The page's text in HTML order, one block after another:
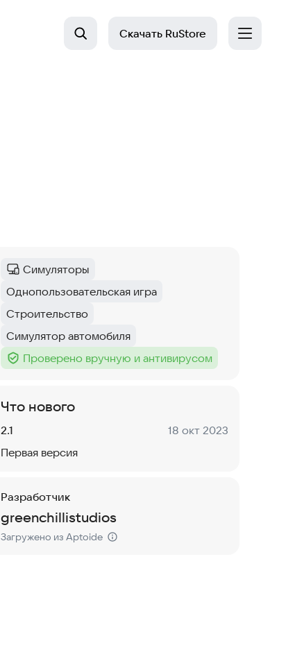
Скачать RuStore
Категория:
Симуляторы
Тег:
Однопользовательская игра
Тег:
Строительство
Тег:
Симулятор автомобиля
Тег :
Проверено вручную и антивирусом
Что нового
Версия:
2.1 Дата:
18 окт 2023
Первая версия
Разработчик
greenchillistudios
Загружено из Aptoide